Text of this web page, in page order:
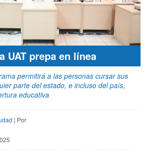
UAT prepa en línea
permitirá a las personas cursar sus
parte del estado, e incluso del país,
educativa
| Por